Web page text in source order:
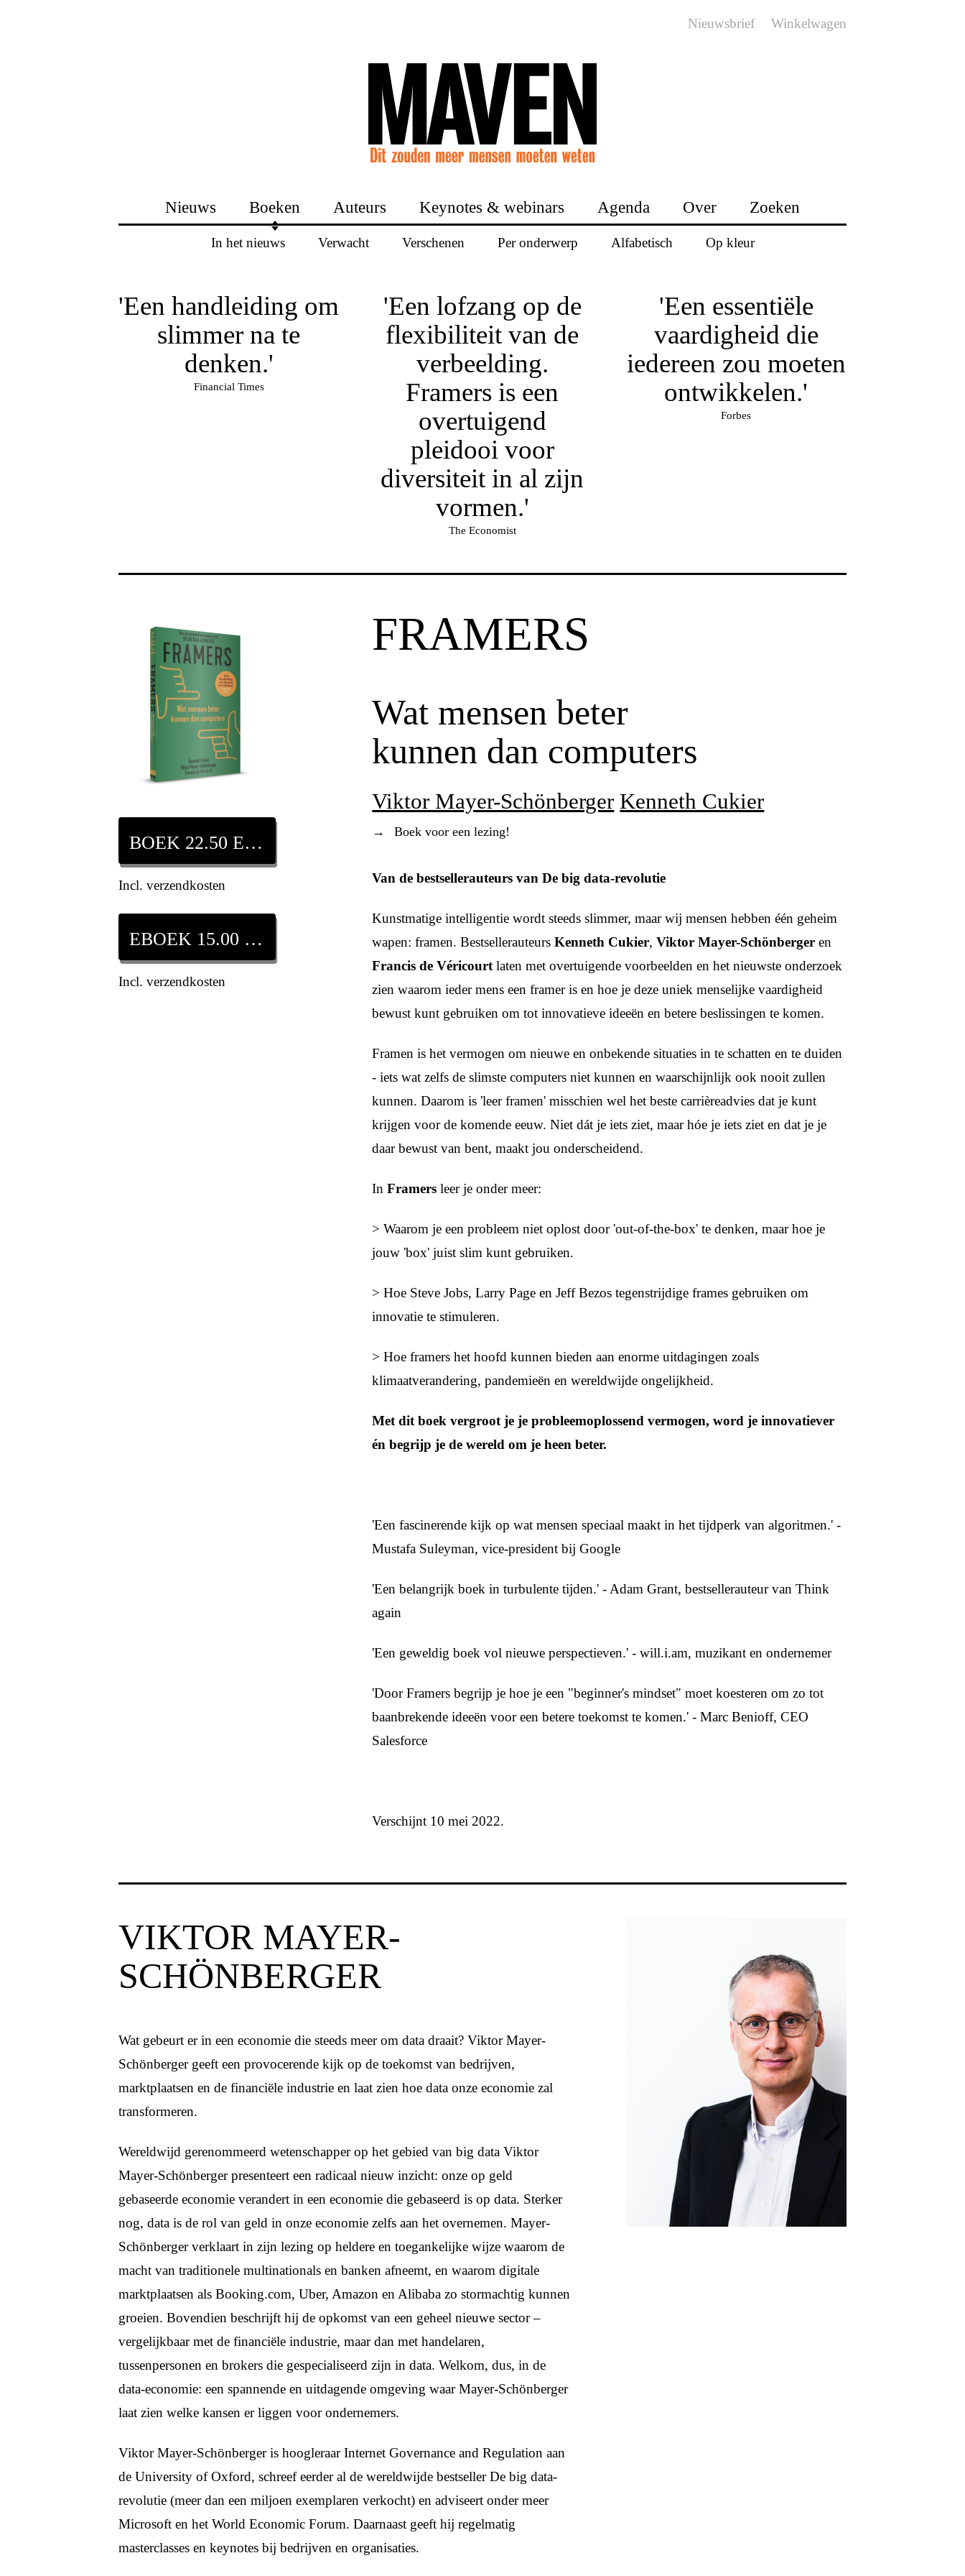
Nieuwsbrief Winkelwagen
Nieuws Boeken
In het nieuws Verwacht Verschenen Per onderwerp Alfabetisch Op kleur
Auteurs Keynotes & webinars Agenda Over Zoeken
'Een handleiding om
slimmer na te
denken.'
Financial Times
'Een lofzang op de
flexibiliteit van de
verbeelding.
Framers is een
overtuigend
pleidooi voor
diversiteit in al zijn
vormen.'
The Economist
'Een essentiële
vaardigheid die
iedereen zou moeten
ontwikkelen.'
Forbes
BOEK 22.50 EURO
Incl. verzendkosten
EBOEK 15.00 EURO
Incl. verzendkosten
FRAMERS
Wat mensen beter
kunnen dan computers
Viktor Mayer-Schönberger Kenneth Cukier
→ Boek voor een lezing!
Van de bestsellerauteurs van De big data-revolutie
Kunstmatige intelligentie wordt steeds slimmer, maar wij mensen hebben één geheim
wapen: framen. BestsellerauteursKenneth Cukier,Viktor Mayer-Schönberger en
Francis de Véricourt laten met overtuigende voorbeelden en het nieuwste onderzoek
zien waarom ieder mens een framer is en hoe je deze uniek menselijke vaardigheid
bewust kunt gebruiken om tot innovatieve ideeën en betere beslissingen te komen.
Framen is het vermogen om nieuwe en onbekende situaties in te schatten en te duiden
- iets wat zelfs de slimste computers niet kunnen en waarschijnlijk ook nooit zullen
kunnen. Daarom is 'leer framen' misschien wel het beste carrièreadvies dat je kunt
krijgen voor de komende eeuw. Niet dát je iets ziet, maar hóe je iets ziet en dat je je
daar bewust van bent, maakt jou onderscheidend.
InFramers leer je onder meer:
> Waarom je een probleem niet oplost door 'out-of-the-box' te denken, maar hoe je
jouw 'box' juist slim kunt gebruiken.
> Hoe Steve Jobs, Larry Page en Jeff Bezos tegenstrijdige frames gebruiken om
innovatie te stimuleren.
> Hoe framers het hoofd kunnen bieden aan enorme uitdagingen zoals
klimaatverandering, pandemieën en wereldwijde ongelijkheid.
Met dit boek vergroot je je probleemoplossend vermogen, word je innovatiever
én begrijp je de wereld om je heen beter.
'Een fascinerende kijk op wat mensen speciaal maakt in het tijdperk van algoritmen.' -
Mustafa Suleyman, vice-president bij Google
'Een belangrijk boek in turbulente tijden.' - Adam Grant, bestsellerauteur van Think
again
'Een geweldig boek vol nieuwe perspectieven.' - will.i.am, muzikant en ondernemer
'Door Framers begrijp je hoe je een "beginner's mindset" moet koesteren om zo tot
baanbrekende ideeën voor een betere toekomst te komen.' - Marc Benioff, CEO
Salesforce
Verschijnt 10 mei 2022.
VIKTOR MAYER-
SCHÖNBERGER
Wat gebeurt er in een economie die steeds meer om data draait? Viktor Mayer-
Schönberger geeft een provocerende kijk op de toekomst van bedrijven,
marktplaatsen en de financiële industrie en laat zien hoe data onze economie zal
transformeren.
Wereldwijd gerenommeerd wetenschapper op het gebied van big data Viktor
Mayer-Schönberger presenteert een radicaal nieuw inzicht: onze op geld
gebaseerde economie verandert in een economie die gebaseerd is op data. Sterker
nog, data is de rol van geld in onze economie zelfs aan het overnemen. Mayer-
Schönberger verklaart in zijn lezing op heldere en toegankelijke wijze waarom de
macht van traditionele multinationals en banken afneemt, en waarom digitale
marktplaatsen als Booking.com, Uber, Amazon en Alibaba zo stormachtig kunnen
groeien. Bovendien beschrijft hij de opkomst van een geheel nieuwe sector –
vergelijkbaar met de financiële industrie, maar dan met handelaren,
tussenpersonen en brokers die gespecialiseerd zijn in data. Welkom, dus, in de
data-economie: een spannende en uitdagende omgeving waar Mayer-Schönberger
laat zien welke kansen er liggen voor ondernemers.
Viktor Mayer-Schönberger is hoogleraar Internet Governance and Regulation aan
de University of Oxford, schreef eerder al de wereldwijde bestseller De big data-
revolutie (meer dan een miljoen exemplaren verkocht) en adviseert onder meer
Microsoft en het World Economic Forum. Daarnaast geeft hij regelmatig
masterclasses en keynotes bij bedrijven en organisaties.